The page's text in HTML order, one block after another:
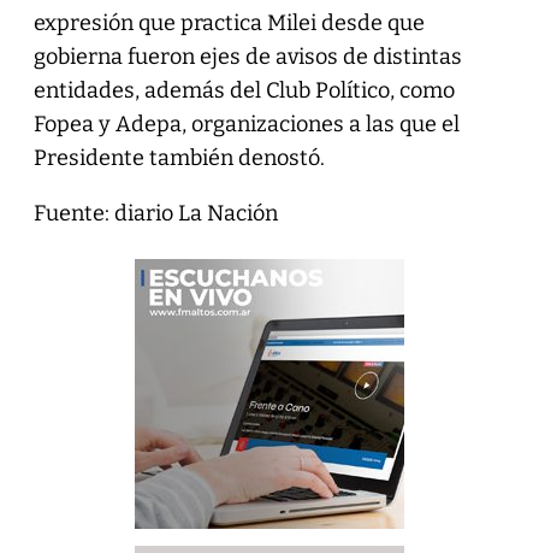
expresión que practica Milei desde que
gobierna fueron ejes de avisos de distintas
entidades, además del Club Político, como
Fopea y Adepa, organizaciones a las que el
Presidente también denostó.
Fuente: diario La Nación